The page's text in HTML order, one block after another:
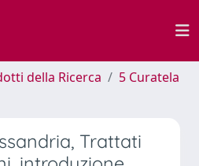
della Ricerca
5 Curatela
Trattati